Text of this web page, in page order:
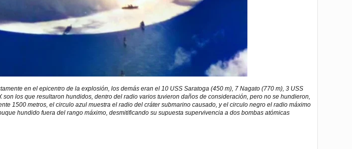
en el epicentro de la explosión, los demás eran el 10 USS Saratoga (450 m), 7 Nagato (770 m), 3 USS
los que resultaron hundidos, dentro del radio varios tuvieron daños de consideración, pero no se hundieron,
1500 metros, el circulo azul muestra el radio del cráter submarino causado, y el circulo negro el radio máximo
hundido fuera del rango máximo, desmitificando su supuesta supervivencia a dos bombas atómicas